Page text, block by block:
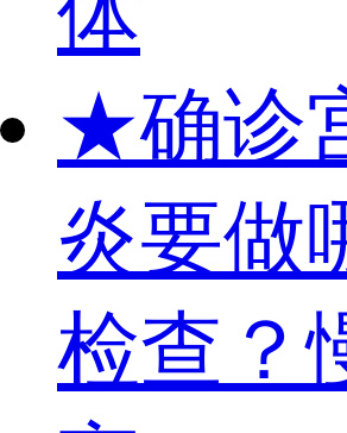
★确诊
炎要做
检查？